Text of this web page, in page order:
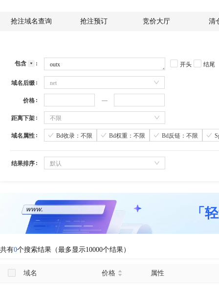
抢注域名查询 抢注预订 竞价大厅 清
包含 开头 结尾
域名后缀 net
价格
距离下架 不限
域名属性 Bd收录：不限 Bd权重：不限 Bd反链：不限
结果排序 默认
「
共有0个搜索结果（最多显示10000个结果）
域名 价格 属性